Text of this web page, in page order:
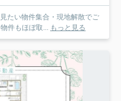
たい物件集合・現地解散でご
件もほぼ取... もっと見る